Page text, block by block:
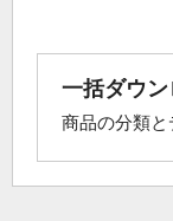
一括ダウン
商品の分類